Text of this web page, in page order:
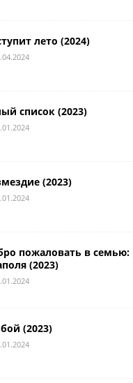
лето (2024)
список (2023)
(2023)
пожаловать в семью:
(2023)
(2023)